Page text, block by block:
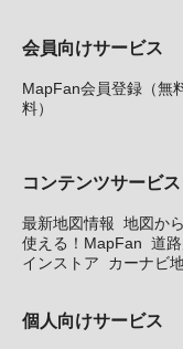
会員向けサービス
MapFan会員登録（無
料）
コンテンツサービス
最新地図情報 地図か
使える！MapFan 道
インストア
カーナビ
個人向けサービス